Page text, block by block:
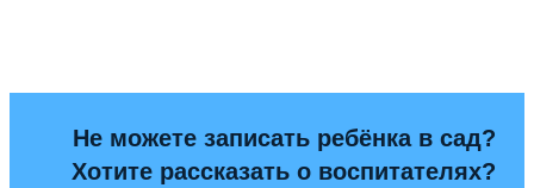
Не можете записать ребёнка в сад?
Хотите рассказать о воспитателях?